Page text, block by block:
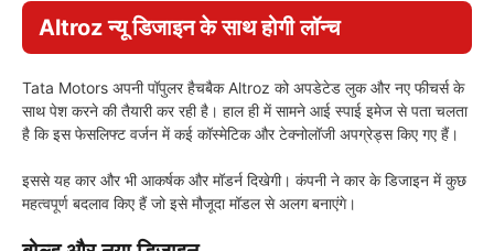
Altroz न्यू डिजाइन के साथ होगी लॉन्च
Tata Motors अपनी पॉपुलर हैचबैक Altroz को अपडेटेड लुक और नए फीचर्स के
साथ पेश करने की तैयारी कर रही है। हाल ही में सामने आई स्पाई इमेज से पता चलता
है कि इस फेसलिफ्ट वर्जन में कई कॉस्मेटिक और टेक्नोलॉजी अपग्रेड्स किए गए हैं।
इससे यह कार और भी आकर्षक और मॉडर्न दिखेगी। कंपनी ने कार के डिजाइन में कुछ
महत्वपूर्ण बदलाव किए हैं जो इसे मौजूदा मॉडल से अलग बनाएंगे।